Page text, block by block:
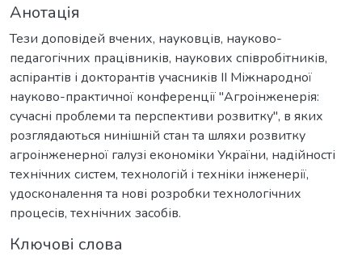
Анотація
Тези доповідей вчених, науковців, науково-
педагогічних працівників, наукових співробітників,
аспірантів і докторантів учасників ІІ Міжнародної
науково-практичної конференції "Агроінженерія:
сучасні проблеми та перспективи розвитку", в яких
розглядаються нинішній стан та шляхи розвитку
агроінженерної галузі економіки України, надійності
технічних систем, технологій і техніки інженерії,
удосконалення та нові розробки технологічних
процесів, технічних засобів.
Ключові слова